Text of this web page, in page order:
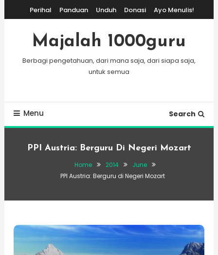
To
Content
Perihal Panduan Unduh Donasi Ayo Menulis!
Majalah 1000guru
Berbagi pengetahuan, dari mana saja, dari siapa saja,
untuk semua
Menu Search
PPI Austria: Berguru Di Negeri Mozart
Home 2014
June
PPI Austria: Berguru di Negeri Mozart